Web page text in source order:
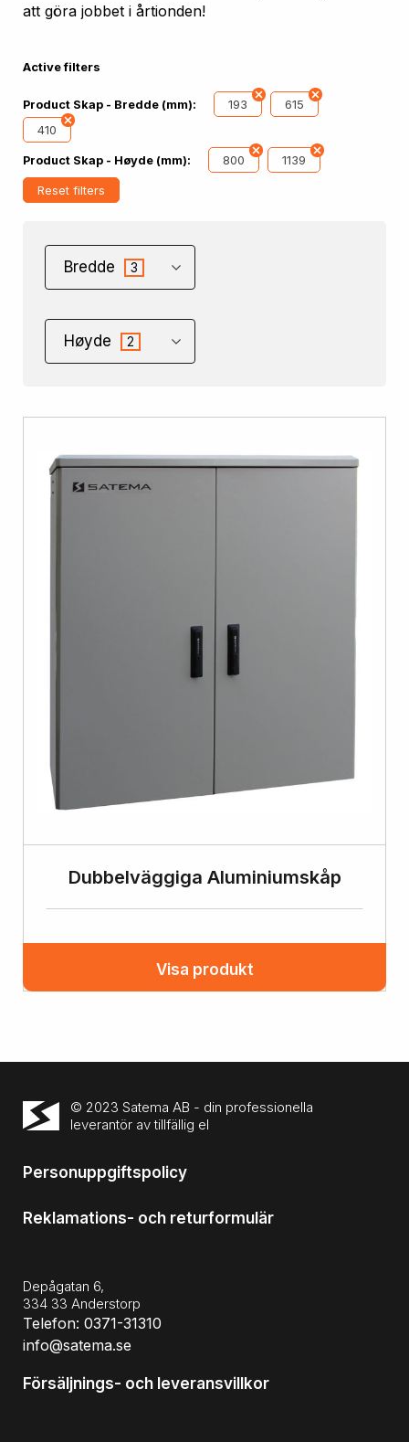
att göra jobbet i årtionden!
Active filters
Product Skap - Bredde (mm): 193
615
410
Product Skap - Høyde (mm): 800 1139
Reset filters
Bredde 3
Høyde 2
Dubbelväggiga Aluminiumskåp
Visa produkt
© 2023 Satema AB - din professionella
leverantör av tillfällig el
Personuppgiftspolicy
Reklamations- och returformulär
Depågatan 6,
334 33 Anderstorp
Telefon: 0371-31310
info@satema.se
Försäljnings- och leveransvillkor